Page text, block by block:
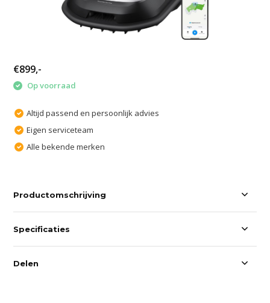
€899,-
Op voorraad
Altijd passend en persoonlijk advies
Eigen serviceteam
Alle bekende merken
Productomschrijving
Specificaties
Delen